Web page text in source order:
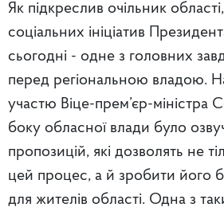
Як підкреслив очільник
соціальних ініціатив
сьогодні - одне з головних
перед регіональною владою. На
участю Віце-прем’єр-міністра
боку обласної влади було
пропозицій, які дозволять не
цей процес, а й зробити його
для жителів області. Одна з